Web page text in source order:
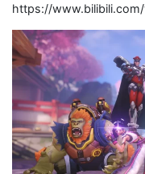
https://www.bilibili.com/